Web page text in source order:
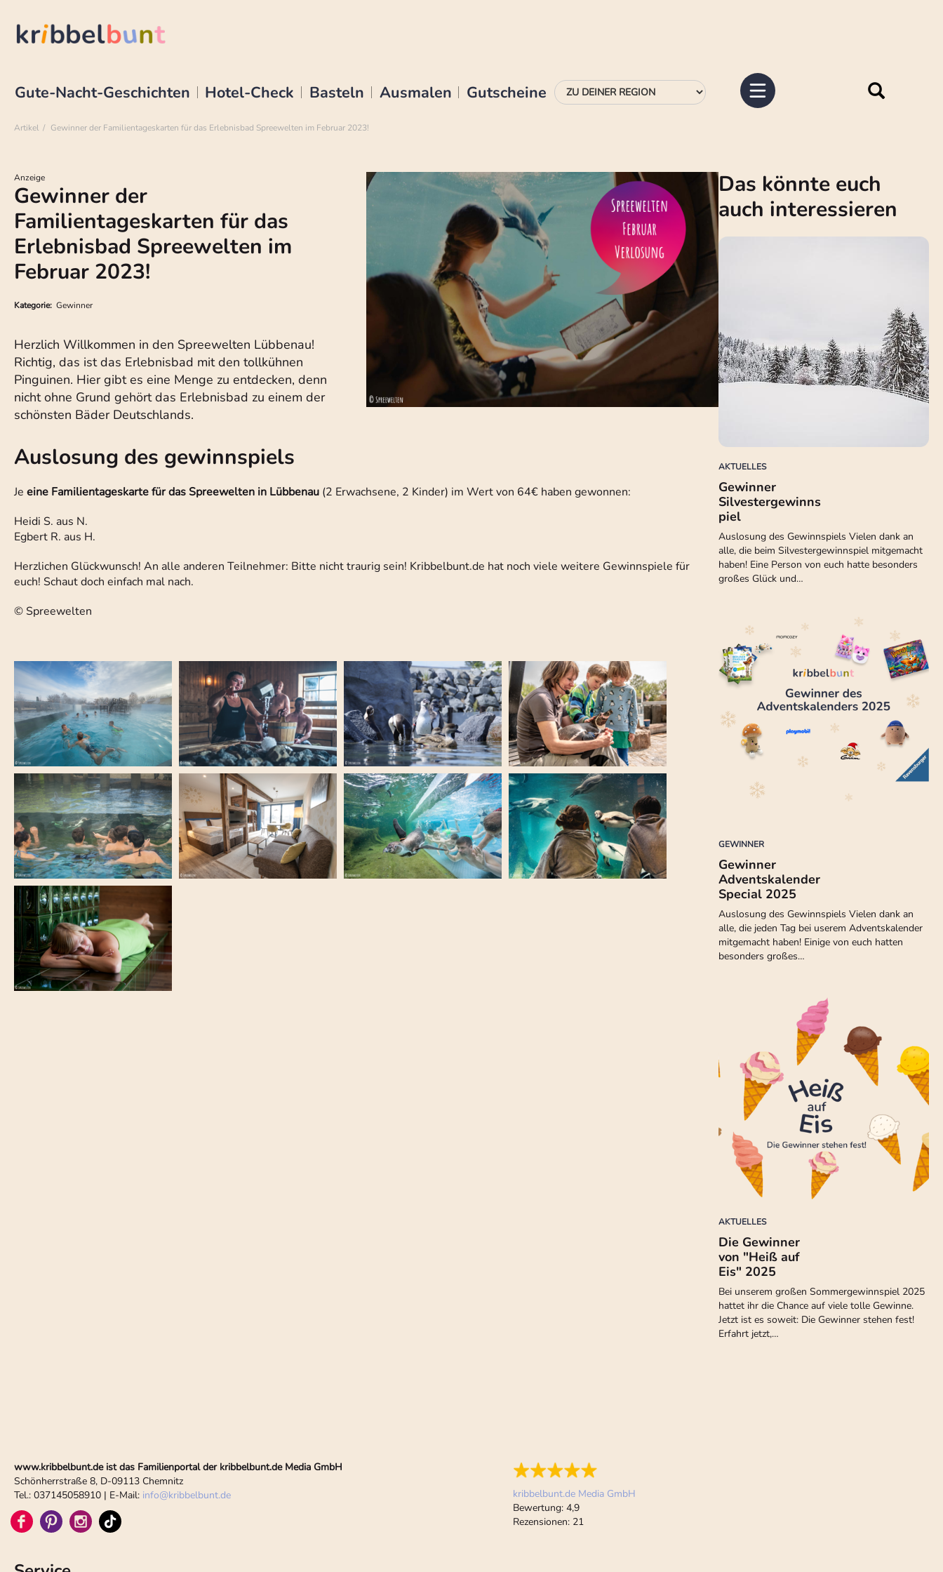
Gute-Nacht-Geschichten Hotel-Check Basteln Ausmalen Gutscheine
Artikel Gewinner der Familientageskarten für das Erlebnisbad Spreewelten im Februar 2023!
Anzeige
Gewinner der
Familientageskarten für das
Erlebnisbad Spreewelten im
Februar 2023!
Kategorie: Gewinner
Herzlich Willkommen in den Spreewelten Lübbenau!
Richtig, das ist das Erlebnisbad mit den tollkühnen
Pinguinen. Hier gibt es eine Menge zu entdecken, denn
nicht ohne Grund gehört das Erlebnisbad zu einem der
schönsten Bäder Deutschlands.
Auslosung des gewinnspiels
Je eine Familientageskarte für das Spreewelten in Lübbenau (2 Erwachsene, 2 Kinder) im Wert von 64€ haben gewonnen:
Heidi S. aus N.
Egbert R. aus H.
Herzlichen Glückwunsch! An alle anderen Teilnehmer: Bitte nicht traurig sein! Kribbelbunt.de hat noch viele weitere Gewinnspiele für
euch! Schaut doch einfach mal nach.
© Spreewelten
Das könnte euch
auch interessieren
AKTUELLES
Gewinner
Silvestergewinns
piel
Auslosung des Gewinnspiels Vielen dank an
alle, die beim Silvestergewinnspiel mitgemacht
haben! Eine Person von euch hatte besonders
großes Glück und…
GEWINNER
Gewinner
Adventskalender
Special 2025
Auslosung des Gewinnspiels Vielen dank an
alle, die jeden Tag bei userem Adventskalender
mitgemacht haben! Einige von euch hatten
besonders großes…
AKTUELLES
Die Gewinner
von "Heiß auf
Eis" 2025
Bei unserem großen Sommergewinnspiel 2025
hattet ihr die Chance auf viele tolle Gewinne.
Jetzt ist es soweit: Die Gewinner stehen fest!
Erfahrt jetzt,…
www.kribbelbunt.de ist das Familienportal der kribbelbunt.de Media GmbH
Schönherrstraße 8, D-09113 Chemnitz
Tel.: 037145058910 | E-Mail: info@kribbelbunt.de
kribbelbunt.de Media GmbH
Bewertung: 4,9
Rezensionen: 21